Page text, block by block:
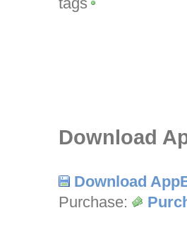
Download
Download
Purchase: